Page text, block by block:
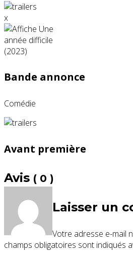
x
Bande annonce
Comédie
Avant première
Avis ( 0 )
Laisser un
Votre adresse e-mail
champs obligatoires sont indiqués